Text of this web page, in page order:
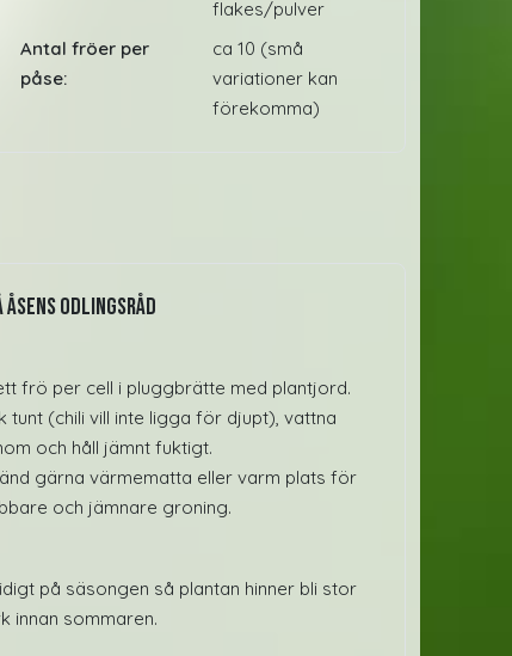
flakes/pulver
Antal fröer per
påse:
ca 10 (små
variationer kan
förekomma)
Åsens odlingsråd
frö per cell i pluggbrätte med plantjord.
tunt (chili vill inte ligga för djupt), vattna
och håll jämnt fuktigt.
gärna värmematta eller varm plats för
och jämnare groning.
på säsongen så plantan hinner bli stor
innan sommaren.